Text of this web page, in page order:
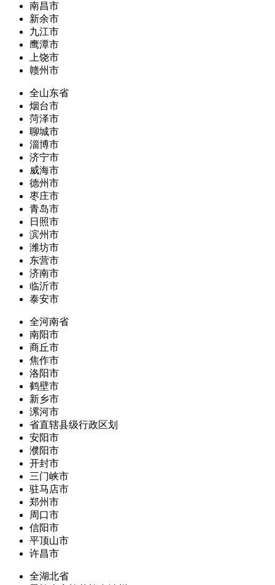
南昌市
新余市
九江市
鹰潭市
上饶市
赣州市
全山东省
烟台市
菏泽市
聊城市
淄博市
济宁市
威海市
德州市
枣庄市
青岛市
日照市
滨州市
潍坊市
东营市
济南市
临沂市
泰安市
全河南省
南阳市
商丘市
焦作市
洛阳市
鹤壁市
新乡市
漯河市
省直辖县级行政区划
安阳市
濮阳市
开封市
三门峡市
驻马店市
郑州市
周口市
信阳市
平顶山市
许昌市
全湖北省